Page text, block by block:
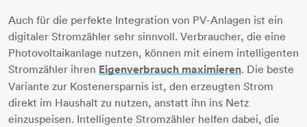
Auch für die perfekte Integration von PV-Anlagen ist ein
digitaler Stromzähler sehr sinnvoll. Verbraucher, die eine
Photovoltaikanlage nutzen, können mit einem intelligenten
Stromzähler ihren Eigenverbrauch maximieren. Die beste
Variante zur Kostenersparnis ist, den erzeugten Strom
direkt im Haushalt zu nutzen, anstatt ihn ins Netz
einzuspeisen. Intelligente Stromzähler helfen dabei, die